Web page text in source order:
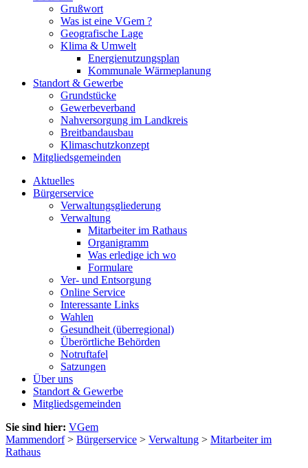
Grußwort
Was ist eine VGem ?
Geografische Lage
Klima & Umwelt
Energienutzungsplan
Kommunale Wärmeplanung
Standort & Gewerbe
Grundstücke
Gewerbeverband
Nahversorgung im Landkreis
Breitbandausbau
Klimaschutzkonzept
Mitgliedsgemeinden
Aktuelles
Bürgerservice
Verwaltungsgliederung
Verwaltung
Mitarbeiter im Rathaus
Organigramm
Was erledige ich wo
Formulare
Ver- und Entsorgung
Online Service
Interessante Links
Wahlen
Gesundheit (überregional)
Überörtliche Behörden
Notruftafel
Satzungen
Über uns
Standort & Gewerbe
Mitgliedsgemeinden
Sie sind hier: VGem
Mammendorf> Bürgerservice > Verwaltung > Mitarbeiter im
Rathaus